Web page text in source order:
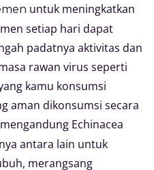
untuk meningkatkan
setiap hari dapat
padatnya aktivitas dan
rawan virus seperti
kamu konsumsi
aman dikonsumsi secara
Echinacea
antara lain untuk
merangsang